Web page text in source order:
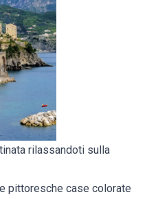
rilassandoti sulla
pittoresche case colorate